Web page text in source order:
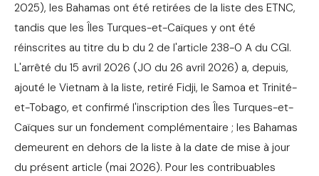
2025), les Bahamas ont été retirées de la liste des ETNC,
tandis que les Îles Turques-et-Caïques y ont été
réinscrites au titre du b du 2 de l'article 238-0 A du CGI.
L'arrêté du 15 avril 2026 (JO du 26 avril 2026) a, depuis,
ajouté le Vietnam à la liste, retiré Fidji, le Samoa et Trinité-
et-Tobago, et confirmé l'inscription des Îles Turques-et-
Caïques sur un fondement complémentaire ; les Bahamas
demeurent en dehors de la liste à la date de mise à jour
du présent article (mai 2026). Pour les contribuables